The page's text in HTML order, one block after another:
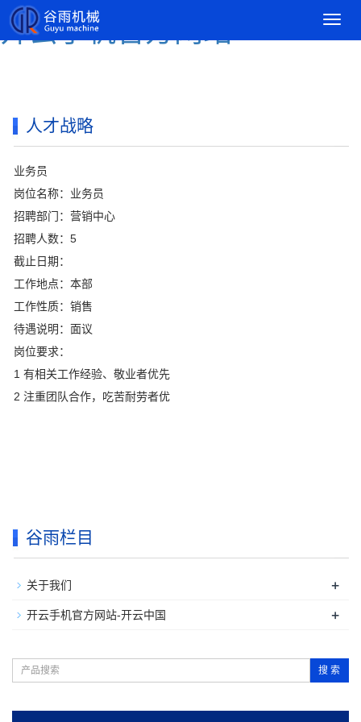
开云手机官方网站
导
人才战略
业务员
岗位名称：业务员
招聘部门：营销中心
招聘人数：5
截止日期：
工作地点：本部
工作性质：销售
待遇说明：面议
岗位要求：
1 有相关工作经验、敬业者优先
2 注重团队合作，吃苦耐劳者优
谷雨栏目
关于我们 +
开云手机官方网站-开云中国 +
搜 索